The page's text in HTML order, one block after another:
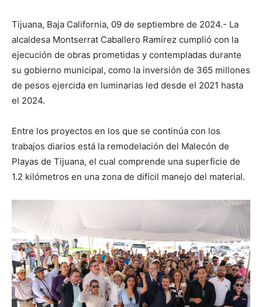
Tijuana, Baja California, 09 de septiembre de 2024.- La
alcaldesa Montserrat Caballero Ramírez cumplió con la
ejecución de obras prometidas y contempladas durante
su gobierno municipal, como la inversión de 365 millones
de pesos ejercida en luminarias led desde el 2021 hasta
el 2024.
Entre los proyectos en los que se continúa con los
trabajos diarios está la remodelación del Malecón de
Playas de Tijuana, el cual comprende una superficie de
1.2 kilómetros en una zona de difícil manejo del material.